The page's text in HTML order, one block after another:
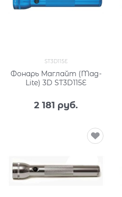
ST3D115E
Фонарь Маглайт (Mag-
Lite) 3D ST3D115E
2 181 руб.